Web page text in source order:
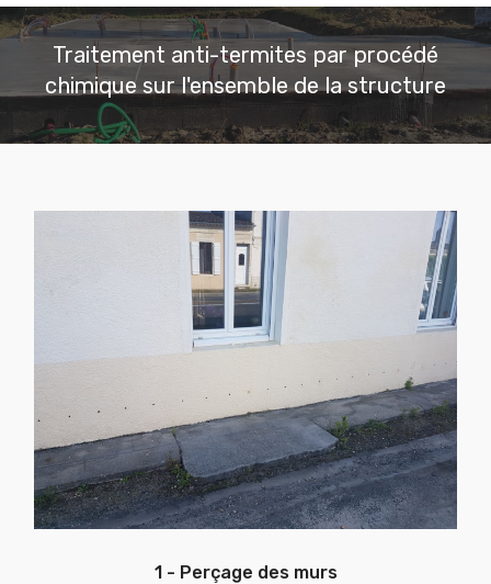
Traitement anti-termites par procédé
chimique sur l'ensemble de la structure
1 - Perçage des murs